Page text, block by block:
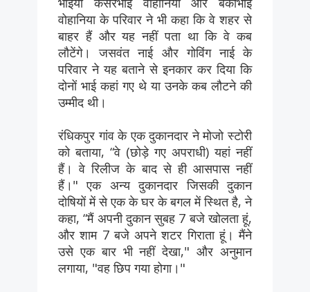
वोहानिया के परिवार ने भी कहा कि वे शहर से
बाहर हैं और यह नहीं पता था कि वे कब
लौटेंगे। जसवंत नाई और गोविंग नाई के
परिवार ने यह बताने से इनकार कर दिया कि
दोनों भाई कहां गए थे या उनके कब लौटने की
उम्मीद थी।
रंधिकपुर गांव के एक दुकानदार ने मोजो स्टोरी
को बताया, “वे (छोड़े गए अपराधी) यहां नहीं
हैं। वे रिलीज के बाद से ही आसपास नहीं
हैं।" एक अन्य दुकानदार जिसकी दुकान
दोषियों में से एक के घर के बगल में स्थित है, ने
कहा, “मैं अपनी दुकान सुबह 7 बजे खोलता हूं,
और शाम 7 बजे अपने शटर गिराता हूं। मैंने
उसे एक बार भी नहीं देखा," और अनुमान
लगाया, "वह छिप गया होगा।"